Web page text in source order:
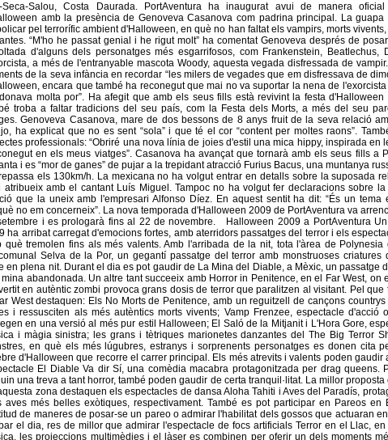
Seca-Salou, Costa Daurada. PortAventura ha inaugurat avui de manera
amb la presència de Genoveva Casanova com padrina principal. La guapa
pel terrorífic ambient d'Halloween, en què no han faltat els vampirs, morts
“M'ho he passat genial i he rigut molt” ha comentat Genoveva després de
d'alguns dels personatges més esgarrifosos, com Frankenstein,
a més de l'entranyable mascota Woody, aquesta vegada disfressada de
de la seva infància en recordar “les milers de vegades que em disfressava de
encara que també ha reconegut que mai no va suportar la nena de
molta por”. Ha afegit que amb els seus fills està revivint la festa
troba a faltar tradicions del seu país, com la Festa dels Morts, a més del seu
Genoveva Casanova, mare de dos bessons de 8 anys fruit de la seva relació
ha explicat que no es sent “sola” i que té el cor “content per moltes raons”.
professionals: “Obriré una nova línia de joies d'estil una mica hippy, inspirada en
en els meus viatges”. Casanova ha avançat que tornarà amb els seus fills a
i es “mor de ganes” de pujar a la trepidant atracció Furius Bacus, una muntanya
els 130km/h. La mexicana no ha volgut entrar en detalls sobre la suposada
atribueix amb el cantant Luís Miguel. Tampoc no ha volgut fer declaracions sobre
que la uneix amb l'empresari Alfonso Díez. En aquest sentit ha dit: “És un tema
no em concerneix”. La nova temporada d'Halloween 2009 de PortAventura va
i es prologarà fins al 22 de novembre. Halloween 2009 a PortAventura
ha arribat carregat d'emocions fortes, amb aterridors passatges del terror i els
què tremolen fins als més valents. Amb l'arribada de la nit, tota l'àrea de
Selva de la Por, un gegantí passatge del terror amb monstruoses criatures
en plena nit. Durant el dia es pot gaudir de La Mina del Diable, a Mèxic, un passatge
abandonada. Un altre tant succeeix amb Horror in Penitence, en el Far West, on
en autèntic zombi provoca grans dosis de terror que paralitzen al visitant. Pel que
West destaquen: Els No Morts de Penitence, amb un reguitzell de cançons
i ressusciten als més autèntics morts vivents; Vamp Frenzee, espectacle d'acció
en una versió al més pur estil Halloween; El Saló de la Mitjanit i L'Hora Gore,
i màgia sinistra; les grans i tètriques marionetes danzantes del The Big Terror
en què els més lúgubres, estranys i sorprenents personatges es donen cita
d'Halloween que recorre el carrer principal. Els més atrevits i valents poden gaudir
El Diable Va dir Sí, una comèdia macabra protagonitzada per drag queens.
una treva a tant horror, també poden gaudir de certa tranquil·litat. La millor
zona destaquen els espectacles de dansa Aloha Tahiti i Aves del Paradís,
aves més belles exòtiques, respectivament. També es pot participar en Pareos en
de maneres de posar-se un pareo o admirar l'habilitat dels gossos que actuaran
el dia, res de millor que admirar l'espectacle de focs artificials Terror en el Llac,
les projeccions multimèdies i el làser es combinen per oferir un dels moments